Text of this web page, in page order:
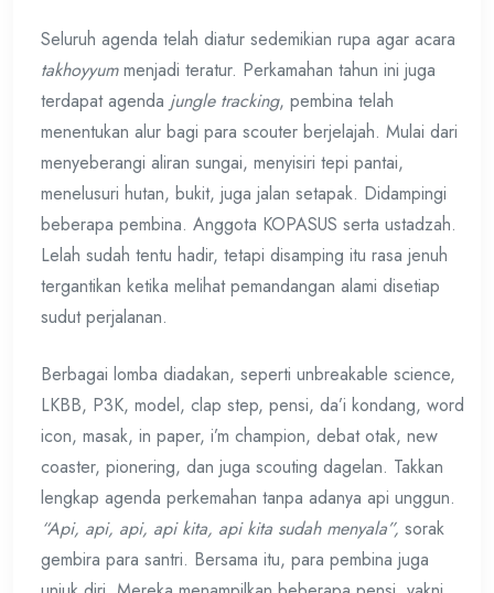
Seluruh agenda telah diatur sedemikian rupa agar acara
takhoyyummenjadi teratur. Perkamahan tahun ini juga
terdapat agenda jungle tracking, pembina telah
menentukan alur bagi para scouter berjelajah. Mulai dari
menyeberangi aliran sungai, menyisiri tepi pantai,
menelusuri hutan, bukit, juga jalan setapak. Didampingi
beberapa pembina. Anggota KOPASUS serta ustadzah.
Lelah sudah tentu hadir, tetapi disamping itu rasa jenuh
tergantikan ketika melihat pemandangan alami disetiap
sudut perjalanan.
Berbagai lomba diadakan, seperti unbreakable science,
LKBB, P3K, model, clap step, pensi, da’i kondang, word
icon, masak, in paper, i’m champion, debat otak, new
coaster, pionering, dan juga scouting dagelan. Takkan
lengkap agenda perkemahan tanpa adanya api unggun.
“Api, api, api, api kita, api kita sudah menyala”, sorak
gembira para santri. Bersama itu, para pembina juga